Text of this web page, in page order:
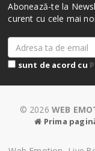
Abonează-te la
curent cu cele mai
sunt de acord cu
© 2026 WEB
Prima